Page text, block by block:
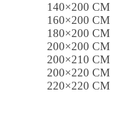
140×200 CM
160×200 CM
180×200 CM
200×200 CM
200×210 CM
200×220 CM
220×220 CM